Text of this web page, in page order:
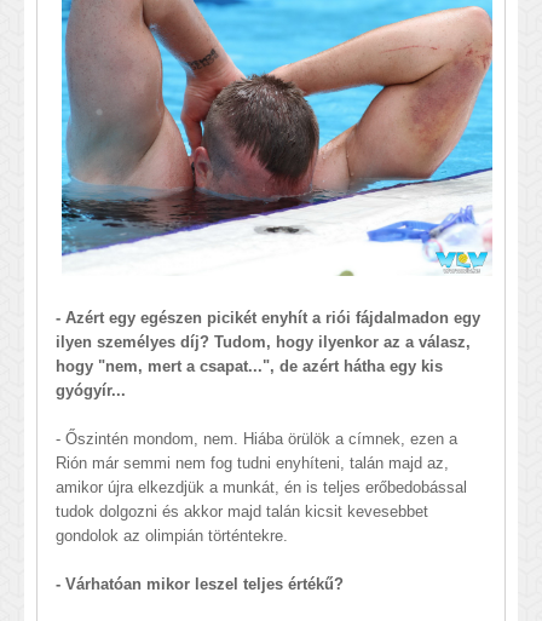
- Azért egy egészen picikét enyhít a riói fájdalmadon egy
ilyen személyes díj? Tudom, hogy ilyenkor az a válasz,
hogy "nem, mert a csapat...", de azért hátha egy kis
gyógyír...
- Őszintén mondom, nem. Hiába örülök a címnek, ezen a
Rión már semmi nem fog tudni enyhíteni, talán majd az,
amikor újra elkezdjük a munkát, én is teljes erőbedobással
tudok dolgozni és akkor majd talán kicsit kevesebbet
gondolok az olimpián történtekre.
- Várhatóan mikor leszel teljes értékű?